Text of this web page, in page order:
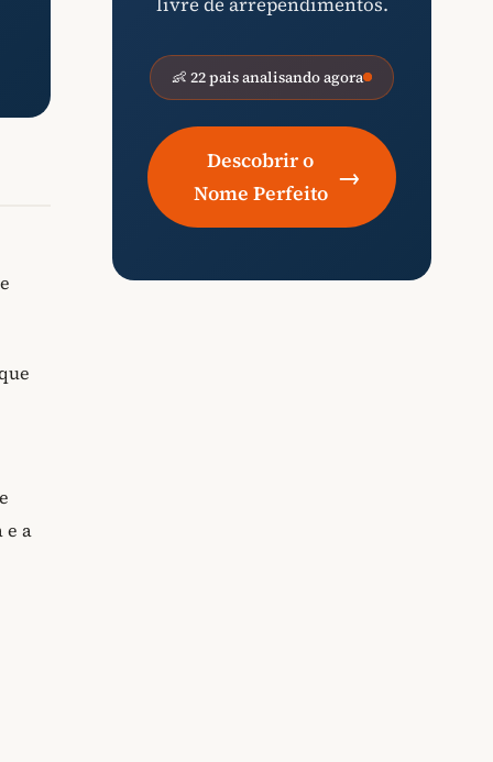
e a
👶 22 pais analisando agora
Descobrir o
Nome Perfeito
→